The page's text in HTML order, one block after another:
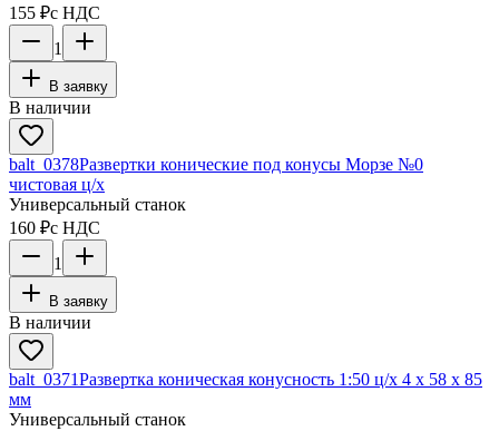
155 ₽с НДС
1
В заявку
В наличии
balt_0378Развертки конические под конусы Морзе №0
чистовая ц/х
Универсальный станок
160 ₽с НДС
1
В заявку
В наличии
balt_0371Развертка коническая конусность 1:50 ц/х 4 х 58 х 85
мм
Универсальный станок